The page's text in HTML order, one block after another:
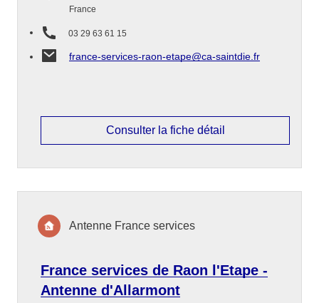
France
03 29 63 61 15
france-services-raon-etape@ca-saintdie.fr
Consulter la fiche détail
France services de Raon l'Etape -
Antenne d'Allarmont
Antenne France services